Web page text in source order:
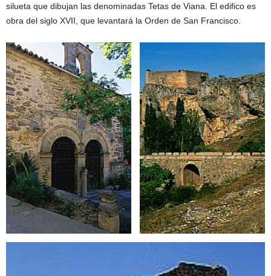
silueta que dibujan las denominadas Tetas de Viana. El edifico es
obra del siglo XVII, que levantará la Orden de San Francisco.